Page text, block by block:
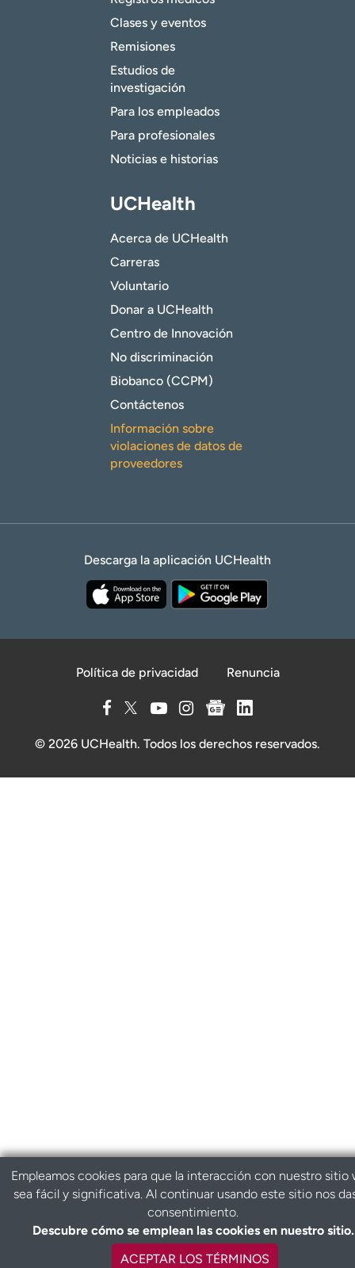
Clases y eventos
Remisiones
Estudios de
investigación
Para los empleados
Para profesionales
Noticias e historias
UCHealth
Acerca de UCHealth
Carreras
Voluntario
Donar a UCHealth
Centro de Innovación
No discriminación
Biobanco (CCPM)
Contáctenos
Información sobre
violaciones de datos de
proveedores
Descarga la aplicación UCHealth
Política de privacidad Renuncia
© 2026 UCHealth. Todos los derechos reservados.
Empleamos cookies para que la interacción con nuestro sitio
sea fácil y significativa. Al continuar usando este sitio nos
consentimiento.
Descubre cómo se emplean las cookies en nuestro sitio.
ACEPTAR LOS TÉRMINOS